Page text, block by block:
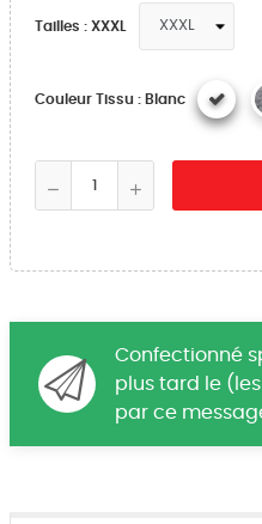
Tailles : XXXL
Couleur Tissu : Blanc
Confectionné
plus tard le
par ce